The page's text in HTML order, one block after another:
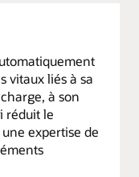
vitaux liés à sa
à son
réduit le
expertise de